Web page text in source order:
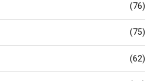
(76)
(75)
(62)